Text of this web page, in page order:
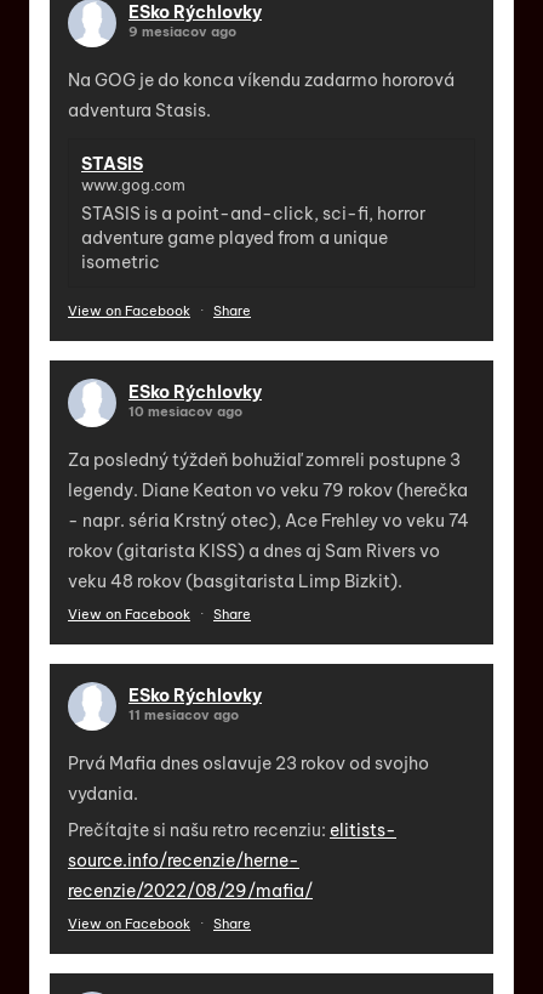
ESko Rýchlovky
9 mesiacov ago
Na GOG je do konca víkendu zadarmo hororová
adventura Stasis.
STASIS
www.gog.com
STASIS is a point-and-click, sci-fi, horror
adventure game played from a unique
isometric
View on Facebook · Share
ESko Rýchlovky
10 mesiacov ago
Za posledný týždeň bohužiaľ zomreli postupne 3
legendy. Diane Keaton vo veku 79 rokov (herečka
- napr. séria Krstný otec), Ace Frehley vo veku 74
rokov (gitarista KISS) a dnes aj Sam Rivers vo
veku 48 rokov (basgitarista Limp Bizkit).
View on Facebook · Share
ESko Rýchlovky
11 mesiacov ago
Prvá Mafia dnes oslavuje 23 rokov od svojho
vydania.
Prečítajte si našu retro recenziu: elitists-
source.info/recenzie/herne-
recenzie/2022/08/29/mafia/
View on Facebook · Share